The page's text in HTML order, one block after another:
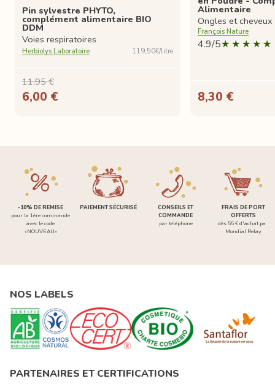
Pin sylvestre PHYTO,
complément alimentaire BIO
DDM
Voies respiratoires
Herbiolys Laboratoire 119,50€/litre
11,95 €
6,00 €
Alimentaire
Ongles et cheveux
François Nature
4.9/5
8,30 €
-10% DE REMISE
pour la 1ère commande
avec le code
«NOUVEAU»
PAIEMENT SÉCURISÉ
CONSEILS ET
COMMANDE
par téléphone
FRAIS DE PORT
OFFERTS
dès 55 € d'achat par
Mondial Relay
NOS LABELS
PARTENAIRES ET CERTIFICATIONS